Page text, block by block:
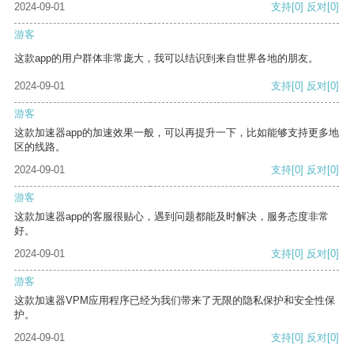
2024-09-01
支持[0] 反对[0]
游客
这款app的用户群体非常庞大，我可以结识到来自世界各地的朋友。
2024-09-01 支持[0] 反对[0]
游客
这款加速器app的加速效果一般，可以再提升一下，比如能够支持更多地
区的线路。
2024-09-01
支持[0] 反对[0]
游客
这款加速器app的客服很贴心，遇到问题都能及时解决，服务态度非常
好。
2024-09-01
支持[0] 反对[0]
游客
这款加速器VPM应用程序已经为我们带来了无限的隐私保护和安全性保
护。
2024-09-01
支持[0] 反对[0]